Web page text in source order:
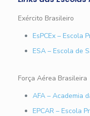
Exército Brasileiro
EsPCEx – Escola
ESA – Escola de
Força Aérea Brasileira
AFA – Academia
EPCAR – Escola